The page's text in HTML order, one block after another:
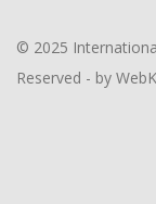
© 2025
Reserved - by